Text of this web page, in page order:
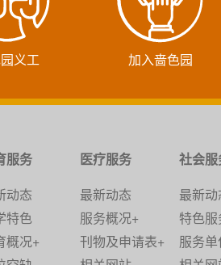
义工 加入啬色园
服务
动态
特色
概况+
医疗服务
最新动态
服务概况+
刊物及申请表+
社会
最新动
特色
服务